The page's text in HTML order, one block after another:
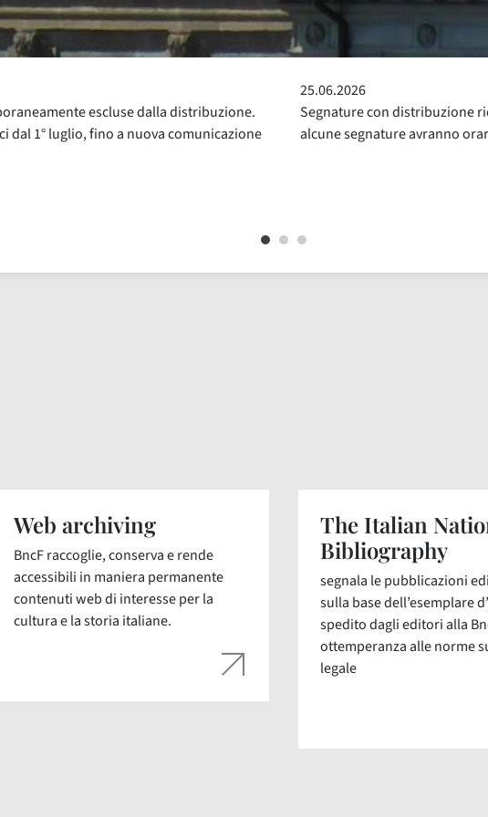
ridotta. Da venerdì 26 giugno
avranno orari di distribuzione ridotti
24.05.2026
Sospensione del Servizio di
luglio compresi, per la
Web archiving
BncF raccoglie, conserva e rende
accessibili in maniera permanente
contenuti web di interesse per la
cultura e la storia italiane.
The Italian
Bibliography
segnala le pubblicazioni
sulla base dell’esemplare
spedito dagli editori alla
ottemperanza alle norme
legale